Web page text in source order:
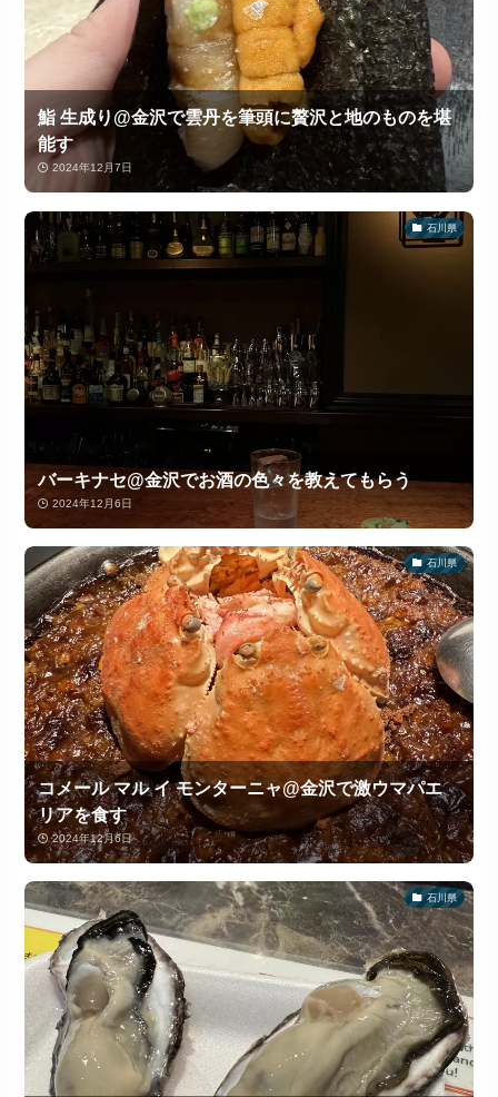
鮨 生成り@金沢で雲丹を筆頭に贅沢と地のものを堪
能す
2024年12月7日
石川県
バーキナセ@金沢でお酒の色々を教えてもらう
2024年12月6日
石川県
コメール マル イ モンターニャ@金沢で激ウマパエ
リアを食す
2024年12月6日
石川県